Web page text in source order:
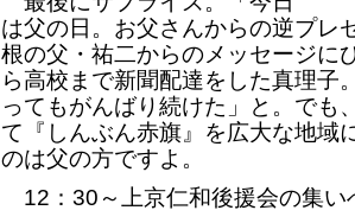
は父の日。お父さんからの逆プレ
根の父・祐二からのメッセージ
ら高校まで新聞配達をした真理子
ってもがんばり続けた」と。でも
て『しんぶん赤旗』を広大な地域
のは父の方ですよ。
12：30～上京仁和後援会の集い